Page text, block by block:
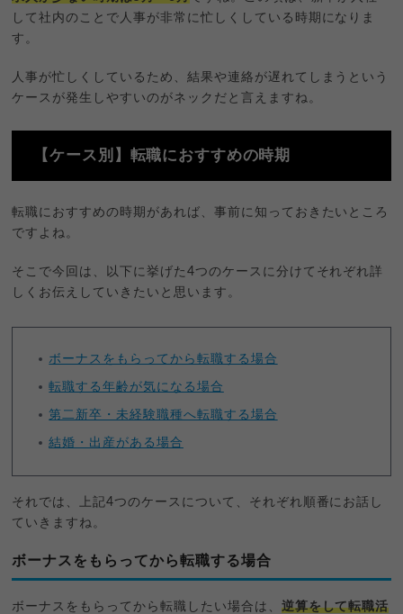
して社内のことで人事が非常に忙しくしている時期になりま
す。
人事が忙しくしているため、結果や連絡が遅れてしまうという
ケースが発生しやすいのがネックだと言えますね。
【ケース別】転職におすすめの時期
転職におすすめの時期があれば、事前に知っておきたいところ
ですよね。
そこで今回は、以下に挙げた4つのケースに分けてそれぞれ詳
しくお伝えしていきたいと思います。
ボーナスをもらってから転職する場合
転職する年齢が気になる場合
第二新卒・未経験職種へ転職する場合
結婚・出産がある場合
それでは、上記4つのケースについて、それぞれ順番にお話し
ていきますね。
ボーナスをもらってから転職する場合
ボーナスをもらってから転職したい場合は、 逆算をして転職活